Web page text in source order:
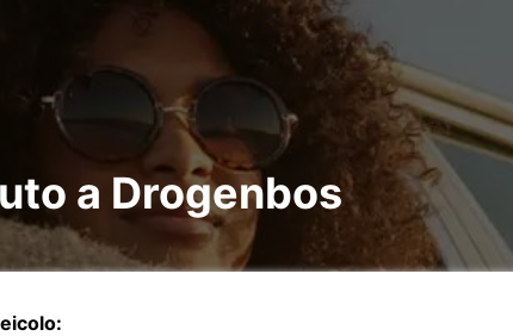
a Drogenbos